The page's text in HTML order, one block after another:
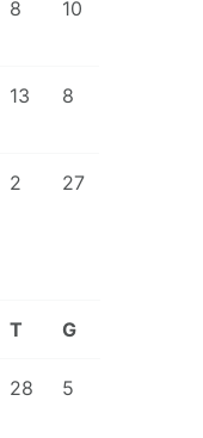
8 10
13 8
2 27
T G
28 5